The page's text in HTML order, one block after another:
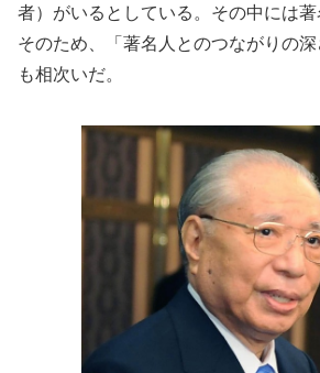
者）がいるとしている。その中には著
そのため、「著名人とのつながりの
も相次いだ。